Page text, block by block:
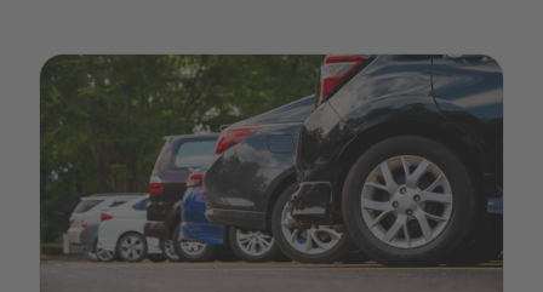
mehr „Was ist wirklich möglich?“.